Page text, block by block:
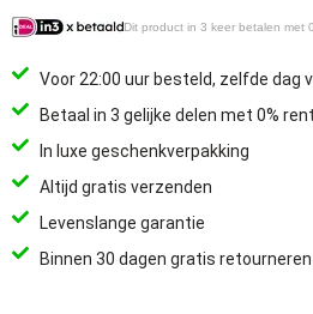
Dit product in 3 keer betalen met
Voor 22:00 uur besteld, zelfde dag
Betaal in 3 gelijke delen met 0%
In luxe geschenkverpakking
Altijd gratis verzenden
Levenslange garantie
Binnen 30 dagen gratis retourneren